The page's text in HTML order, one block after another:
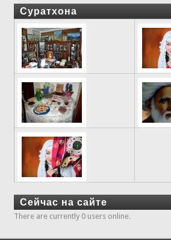
Суратхона
Сейчас на сайте
There are currently 0 users online.